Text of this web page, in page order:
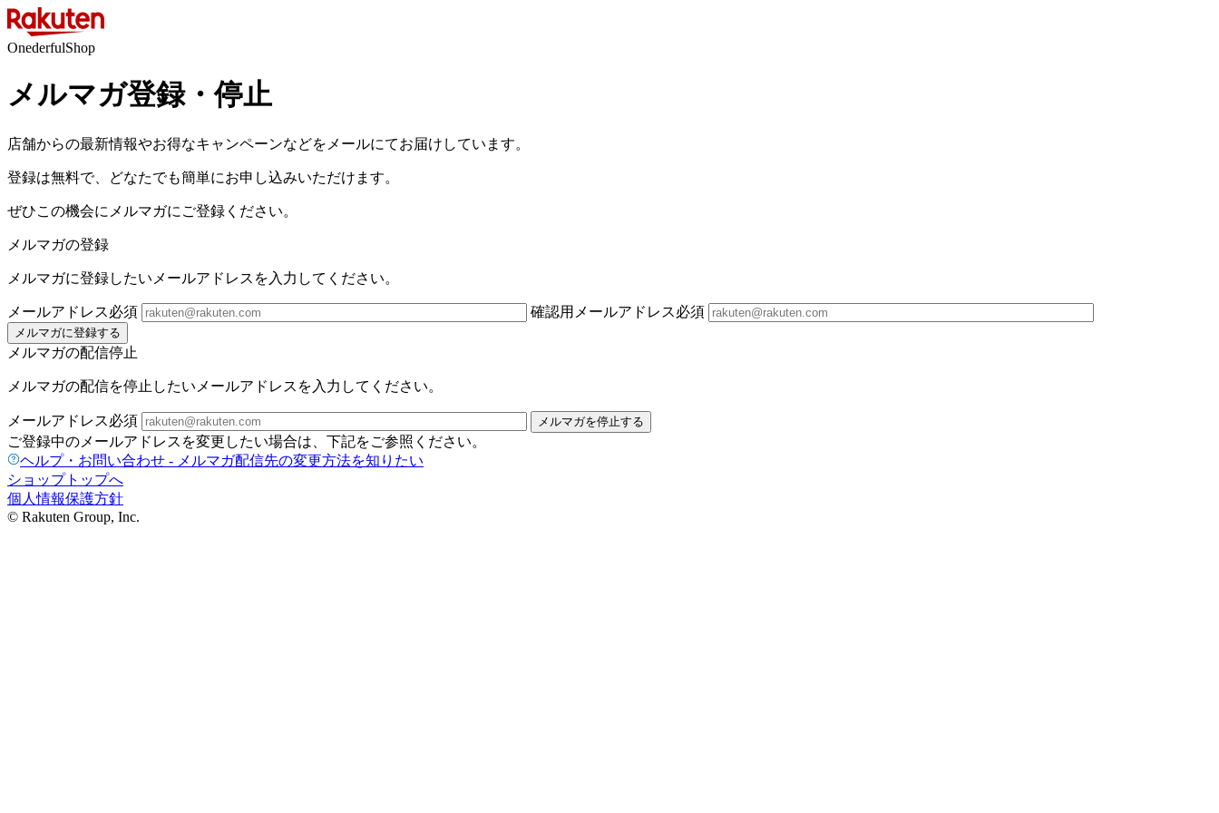
OnederfulShop
メルマガ登録・停止
店舗からの最新情報やお得なキャンペーンなどをメールにてお届けしています。
登録は無料で、どなたでも簡単にお申し込みいただけます。
ぜひこの機会にメルマガにご登録ください。
メルマガの登録
メルマガに登録したいメールアドレスを入力してください。
メールアドレス必須 確認用メールアドレス必須
メルマガに登録する
メルマガの配信停止
メルマガの配信を停止したいメールアドレスを入力してください。
メールアドレス必須 メルマガを停止する
ご登録中のメールアドレスを変更したい場合は、下記をご参照ください。
ヘルプ・お問い合わせ - メルマガ配信先の変更方法を知りたい
ショップトップへ
個人情報保護方針
© Rakuten Group, Inc.